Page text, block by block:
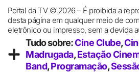
Portal da TV © 2026 – É proibida a
desta página em qualquer meio de
eletrônico ou impresso, sem a devida
Tudo sobre:Cine Clube,
Madrugada,Estação
Band,Programação,